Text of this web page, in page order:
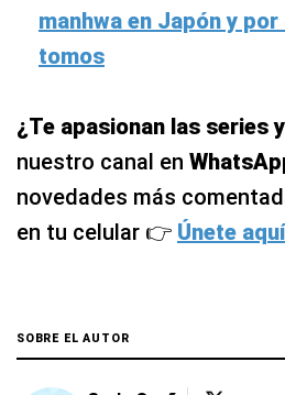
manhwa en Japón y
tomos
¿Te apasionan las series
nuestro canal en
novedades más
en tu celular 👉 Únete aquí
SOBRE EL AUTOR